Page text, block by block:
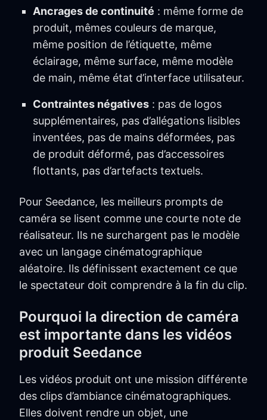
Ancrages de continuité : même forme de
produit, mêmes couleurs de marque,
même position de l’étiquette, même
éclairage, même surface, même modèle
de main, même état d’interface utilisateur.
Contraintes négatives: pas de logos
supplémentaires, pas d’allégations lisibles
inventées, pas de mains déformées, pas
de produit déformé, pas d’accessoires
flottants, pas d’artefacts textuels.
Pour Seedance, les meilleurs prompts de
caméra se lisent comme une courte note de
réalisateur. Ils ne surchargent pas le modèle
avec un langage cinématographique
aléatoire. Ils définissent exactement ce que
le spectateur doit comprendre à la fin du clip.
Pourquoi la direction de caméra
est importante dans les vidéos
produit Seedance
Les vidéos produit ont une mission différente
des clips d’ambiance cinématographiques.
Elles doivent rendre un objet, une